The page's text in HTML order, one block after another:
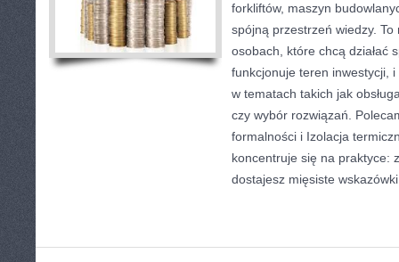
forkliftów, maszyn
spójną przestrzeń wiedzy.
osobach, które chcą działać
funkcjonuje teren inwestycji,
w tematach takich jak
czy wybór rozwiązań.
formalności i Izolacja
koncentruje się na praktyce:
dostajesz mięsiste